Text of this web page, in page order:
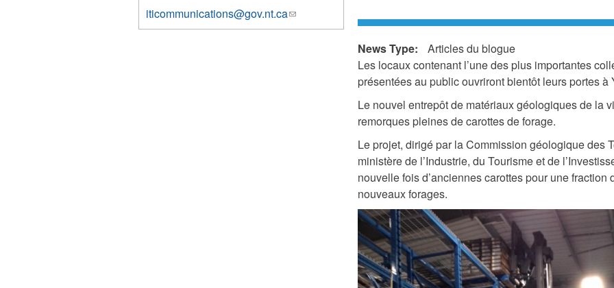
News Type:
Articles du blogue
Les locaux contenant l’une des plus importantes
présentées au public ouvriront bientôt leurs portes à
Le nouvel entrepôt de matériaux géologiques de la
remorques pleines de carottes de forage.
Le projet, dirigé par la Commission géologique des
ministère de l’Industrie, du Tourisme et de
nouvelle fois d’anciennes carottes pour une
nouveaux forages.
C
o
r
iticommunications@gov.nt.ca(link
sends
1255